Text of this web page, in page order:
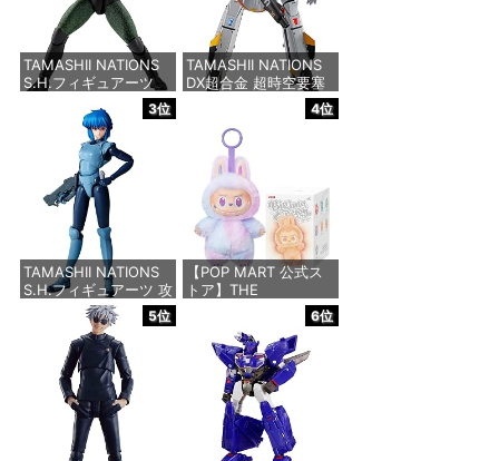
TAMASHII NATIONS
S.H.フィギュアーツ
（真骨彫製法） 仮面ラ
イダーBLACK RX 約
150mm PVC&ABS&布
製 塗装済み可動フィギ
価格：¥10,189
TAMASHII NATIONS
DX超合金 超時空要塞
マクロス VF-1S バル
キリー ロイ・フォッカ
ースペシャル リバイバ
ルVer. 約280mm
ABS&ダイキャスト
&PVC製 塗装済み可動
フィギュア
価格：¥26,406
3位
TAMASHII NATIONS
S.H.フィギュアーツ 攻
殻機動隊 THE GHOST
IN THE SHELL 草薙素
子 約140mm
PVC&ABS製 塗装済み
可動フィギュア
価格：¥9,000
4位
【POP MART 公式ス
トア】THE
MONSTERS Big into
Energy シリーズ ぬい
ぐるみペンダント 【1
ピース】 エナジーラブ
ブ labubu ラブブ らぶ
ぶ ポップマート ブラ
インドボックス フィギ
ュア おもちゃ ガチャ
ガチャ
5位 6位